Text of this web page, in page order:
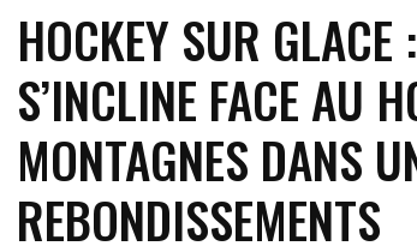
HOCKEY SUR GLACE
S’INCLINE FACE AU
MONTAGNES DANS
REBONDISSEMENTS